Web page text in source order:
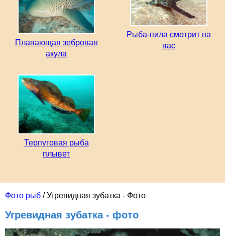
Фото рыб / Угревидная зубатка - Фото
Угревидная зубатка - фото
Плавающая зебровая
акула
Рыба-пила смотрит на
вас
Терпуговая рыба
плывет